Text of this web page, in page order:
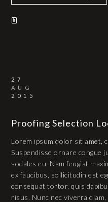
27
AUG
2015
Proofing Selection
Lorem ipsum dolor sit amet,
Suspendisse ornare congue
sodales eu. Nam feugiat
ex faucibus, sollicitudin est
consequat tortor, quis
risus. Nunc nec viverra